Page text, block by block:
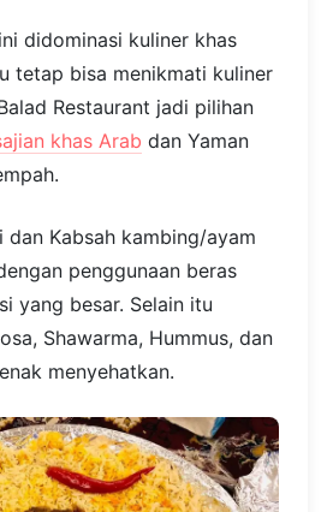
didominasi kuliner khas
tetap bisa menikmati kuliner
Restaurant jadi pilihan
khas Arab dan Yaman
dan Kabsah kambing/ayam
penggunaan beras
yang besar. Selain itu
Shawarma, Hummus, dan
menyehatkan.